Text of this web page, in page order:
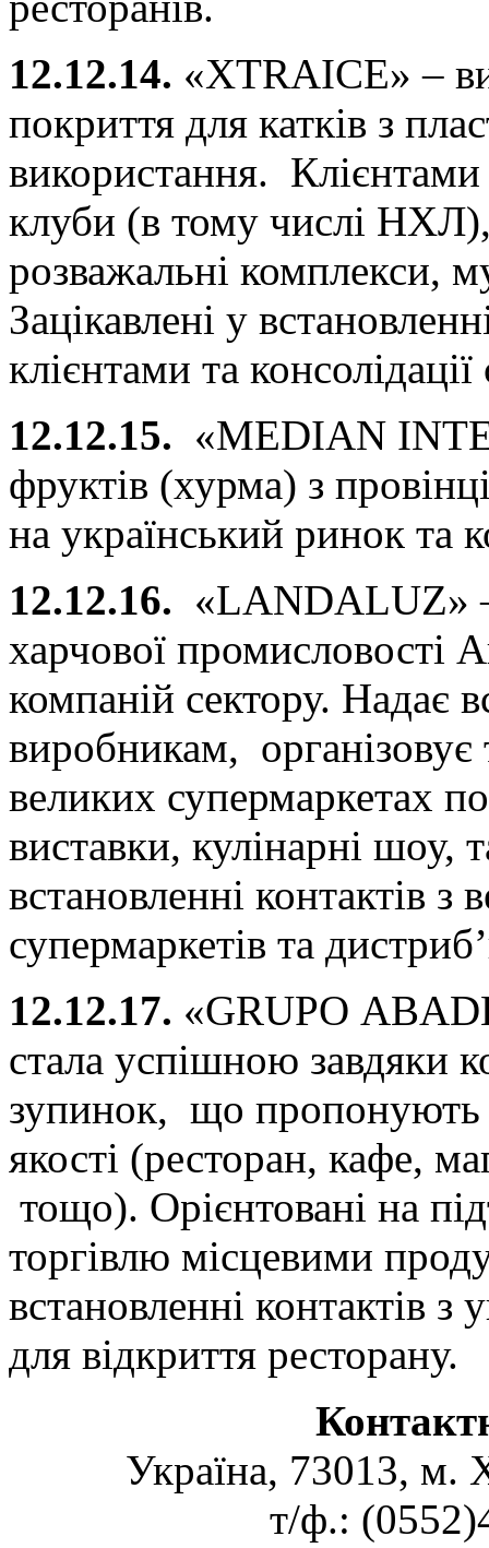
12.12.14. «XTRAICE» –
покриття для катків з
використання. Клієнтами
клуби (в тому числі НХЛ),
розважальні комплекси,
Зацікавлені у
клієнтами та
12.12.15. «MEDIAN
фруктів (хурма) з
на український ринок та
12.12.16. «LANDALUZ» –
харчової промисловості
компаній сектору. Надає
виробникам, організовує
великих супермаркетах
виставки, кулінарні шоу,
встановленні контактів
супермаркетів та
12.12.17. «GRUPO
стала успішною завдяки
зупинок, що пропонують
якості (ресторан, кафе,
тощо). Орієнтовані на
торгівлю місцевими
встановленні контактів
для відкриття ресторану.
Україна, 73013, м.
т/ф.: